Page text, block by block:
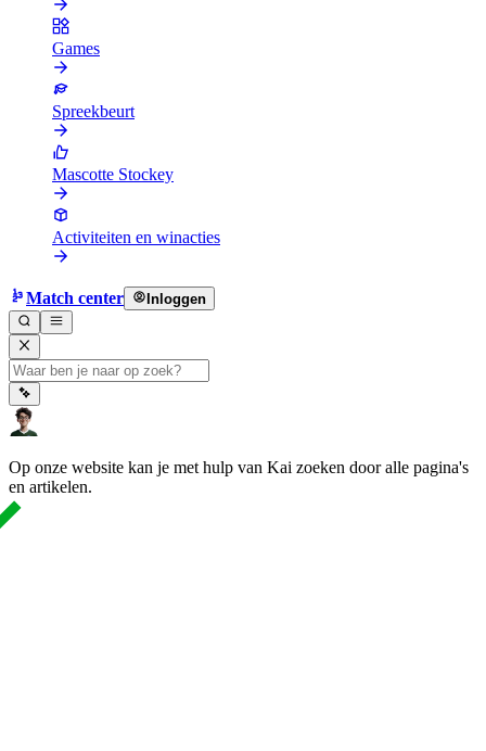
Games
Spreekbeurt
Mascotte Stockey
Activiteiten en winacties
Match center Inloggen
Op onze website kan je met hulp van Kai zoeken door alle pagina's
en artikelen.